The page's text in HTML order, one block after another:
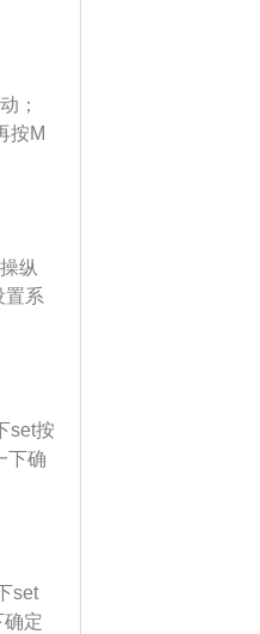
方
；
按M
键
备方
纵
置系
养
会
set按
下确
的
保
set
定